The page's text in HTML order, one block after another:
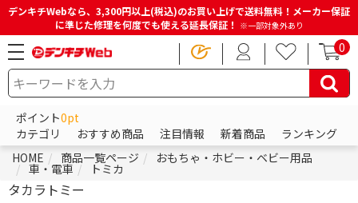
デンキチWebなら、3,300円以上(税込)のお買い上げで送料無料！メーカー保証
に準じた修理を何度でも使える延長保証！ ※一部対象外あり
0
ポイント0pt
カテゴリ
おすすめ商品 注目情報 新着商品
ランキング
HOME
商品一覧ページ おもちゃ・ホビー・ベビー用品
車・電車 トミカ
タカラトミー